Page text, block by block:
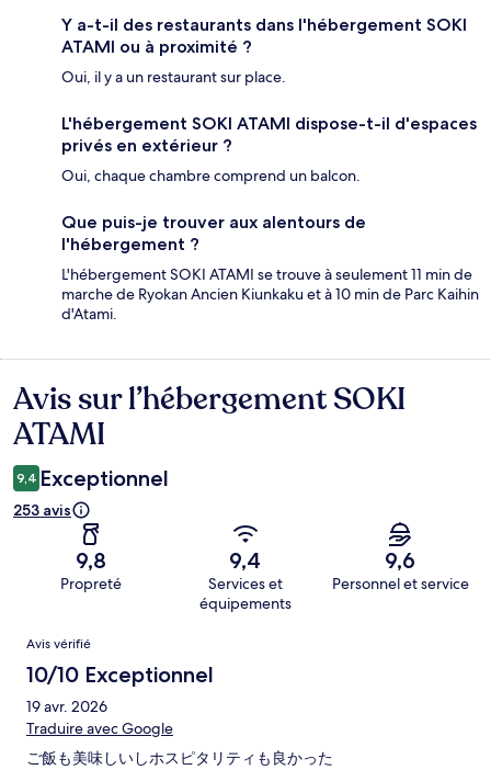
Y a-t-il des restaurants dans l'hébergement SOKI
ATAMI ou à proximité ?
Oui, il y a un restaurant sur place.
L'hébergement SOKI ATAMI dispose-t-il d'espaces
privés en extérieur ?
Oui, chaque chambre comprend un balcon.
Que puis-je trouver aux alentours de
l'hébergement ?
L'hébergement SOKI ATAMI se trouve à seulement 11 min de
marche de Ryokan Ancien Kiunkaku et à 10 min de Parc Kaihin
d'Atami.
Avis
Avis sur l’hébergement SOKI
ATAMI
9,4 Exceptionnel
253 avis
9,8
Propreté
9,4
Services et
équipements
9,6
Personnel et service
Avis
Avis vérifié
10/10 Exceptionnel
19 avr. 2026
Traduire avec Google
ご飯も美味しいしホスピタリティも良かった